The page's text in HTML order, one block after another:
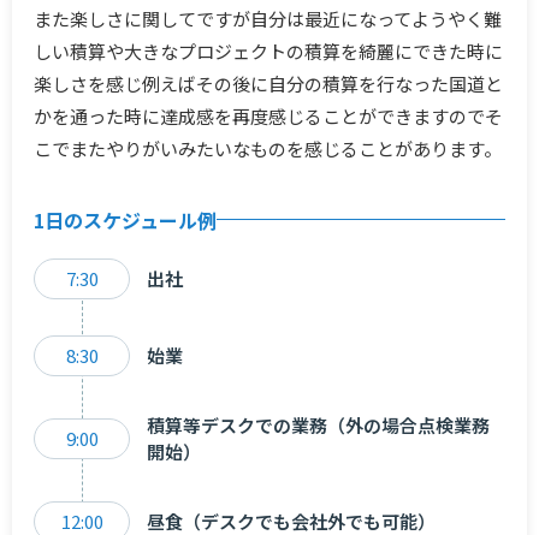
また楽しさに関してですが自分は最近になってようやく難
しい積算や大きなプロジェクトの積算を綺麗にできた時に
楽しさを感じ例えばその後に自分の積算を行なった国道と
かを通った時に達成感を再度感じることができますのでそ
こでまたやりがいみたいなものを感じることがあります。
1日のスケジュール例
7:30 出社
8:30 始業
9:00
積算等デスクでの業務（外の場合点検業務
開始）
12:00 昼食（デスクでも会社外でも可能）